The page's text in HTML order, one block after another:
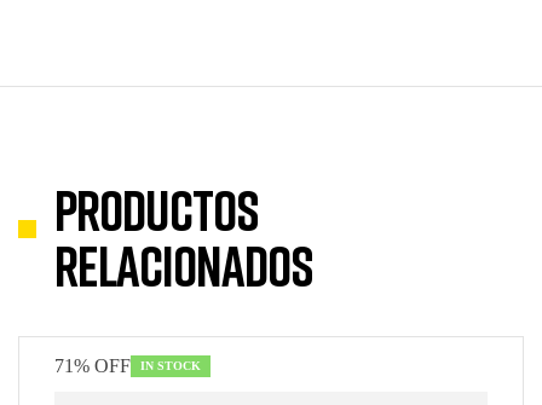
Productos
relacionados
71% OFF IN STOCK